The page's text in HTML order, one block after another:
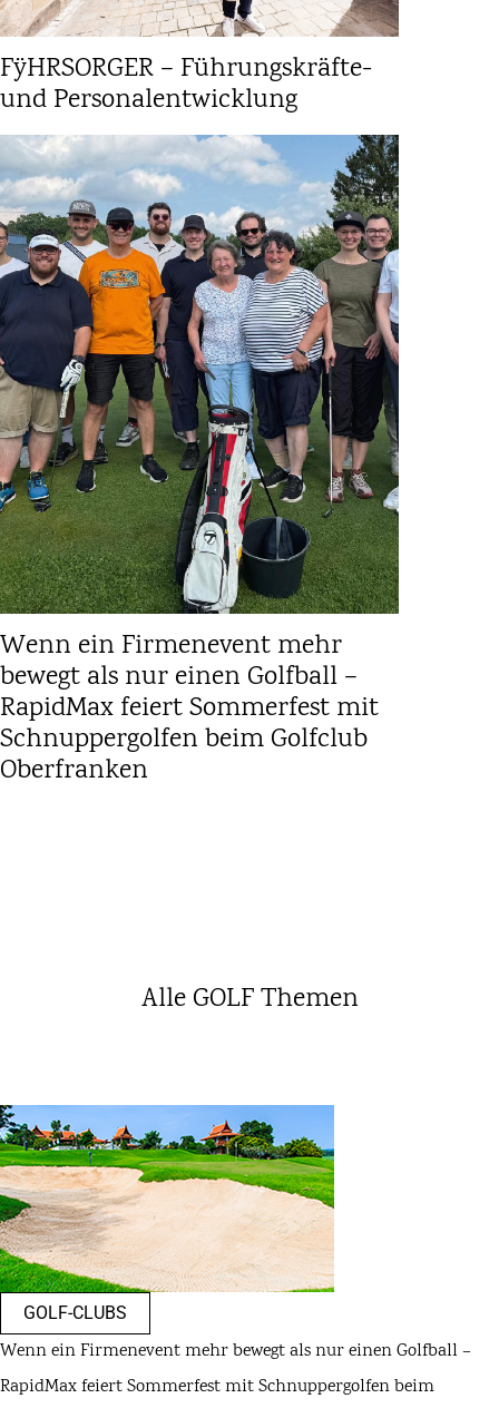
FÿHRSORGER – Führungskräfte-
und Personalentwicklung
Wenn ein Firmenevent mehr
bewegt als nur einen Golfball –
RapidMax feiert Sommerfest mit
Schnuppergolfen beim Golfclub
Oberfranken
Alle GOLF Themen
GOLF-CLUBS
Wenn ein Firmenevent mehr bewegt als nur einen Golfball –
RapidMax feiert Sommerfest mit Schnuppergolfen beim